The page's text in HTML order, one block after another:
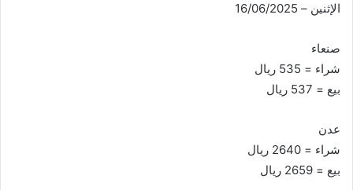
الإثنين – 16/06/2025
صنعاء
شراء = 535 ريال
بيع = 537 ريال
عدن
شراء = 2640 ريال
بيع = 2659 ريال